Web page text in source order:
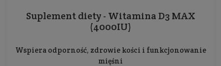
Suplement diety - Witamina D3 MAX
(4000IU)
Wspiera odporność, zdrowie kości i funkcjonowanie
mięśni